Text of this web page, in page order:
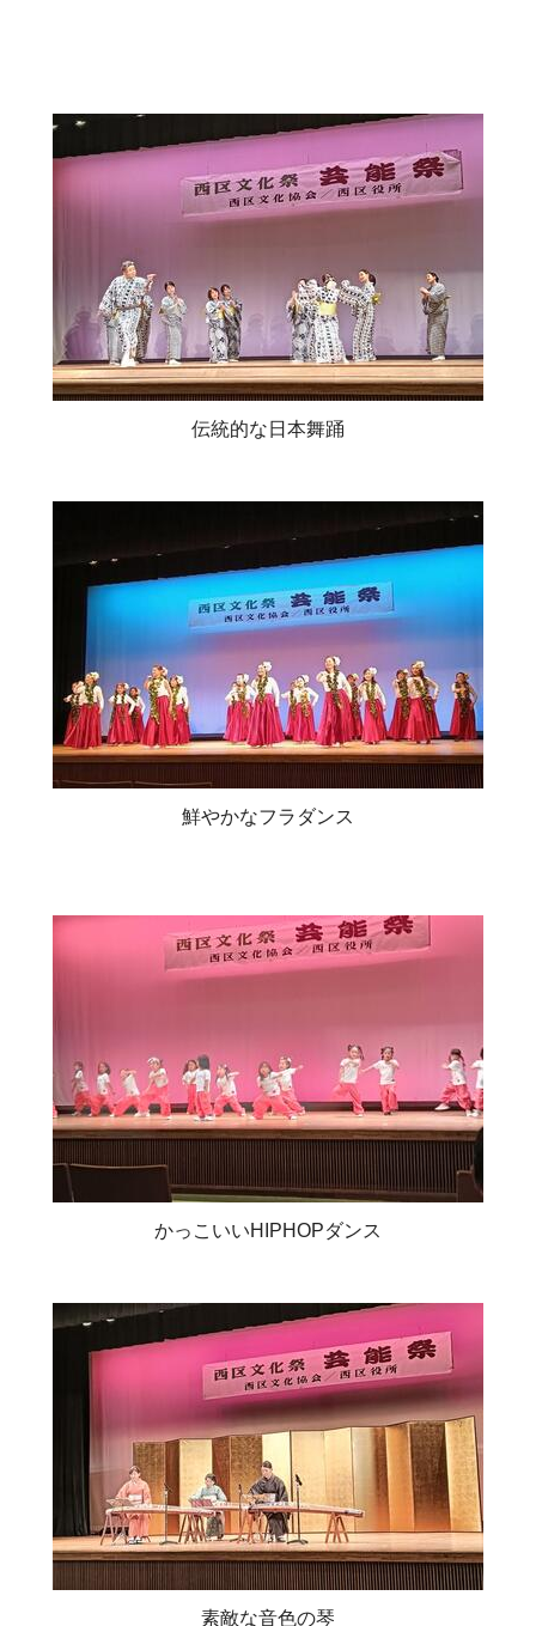
伝統的な日本舞踊
鮮やかなフラダンス
かっこいいHIPHOPダンス
素敵な音色の琴